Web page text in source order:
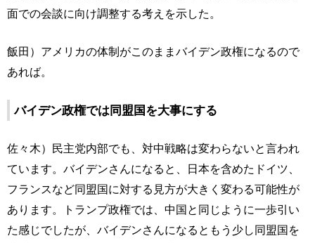
面での会談に向け調整する考えを示した。
飯田）アメリカの体制がこのままバイデン政権になるので
あれば。
バイデン政権では同盟国を大事にする
佐々木）民主党内部でも、対中戦略は変わらないと言われ
ています。バイデンさんになると、日本を含めたドイツ、
フランスなど同盟国に対する見方が大きく変わる可能性が
あります。トランプ政権では、中国と同じように一歩引い
た感じでしたが、バイデンさんになるともう少し同盟国を